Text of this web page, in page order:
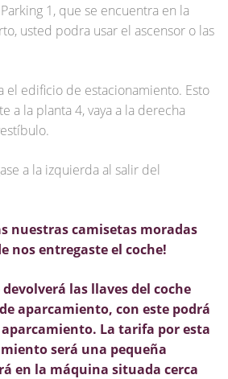
1, que se encuentra en la
usted podra usar el ascensor o las
el edificio de estacionamiento. Esto
a la planta 4, vaya a la derecha
a la izquierda al salir del
nuestras camisetas moradas
nos entregaste el coche!
las llaves del coche
aparcamiento, con este podrá
La tarifa por esta
será una pequeña
en la máquina situada cerca